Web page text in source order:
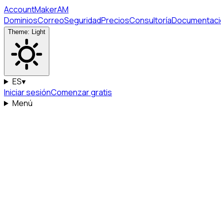
AccountMakerAM
DominiosCorreoSeguridadPreciosConsultoría
Theme: Light
ES▾
Iniciar sesiónComenzar gratis
Menú